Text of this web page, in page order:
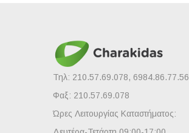
Τηλ: 210.57.69.078, 6984.86.77.56
Φαξ: 210.57.69.078
Ώρες Λειτουργίας Καταστήματος: